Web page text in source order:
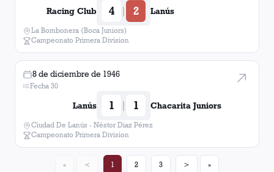
Racing Club 4 | 2 Lanús
La Bombonera (Boca Juniors)
Campeonato Primera Division
8 de diciembre de 1946
Fecha 30
Lanús 1 | 1 Chacarita Juniors
Ciudad De Lanús - Néstor Diaz Pérez
Campeonato Primera Division
« < 1 2 3 > »